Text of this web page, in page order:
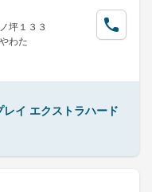
坪１３３
わた
イ エクストラハード